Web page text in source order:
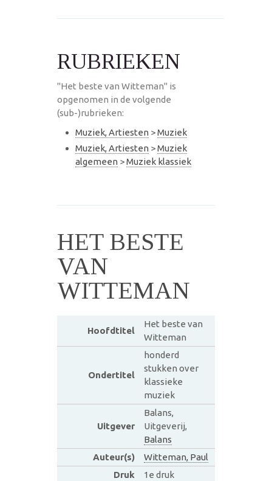
RUBRIEKEN
"Het beste van Witteman" is
opgenomen in de volgende
(sub-)rubrieken:
Muziek, Artiesten >Muziek
Muziek, Artiesten >Muziek
algemeen >Muziek klassiek
HET BESTE
VAN
WITTEMAN
Hoofdtitel
Het beste van
Witteman
Ondertitel
honderd
stukken over
klassieke
muziek
Uitgever
Balans,
Uitgeverij,
Balans
Auteur(s)
Witteman, Paul
Druk
1e druk